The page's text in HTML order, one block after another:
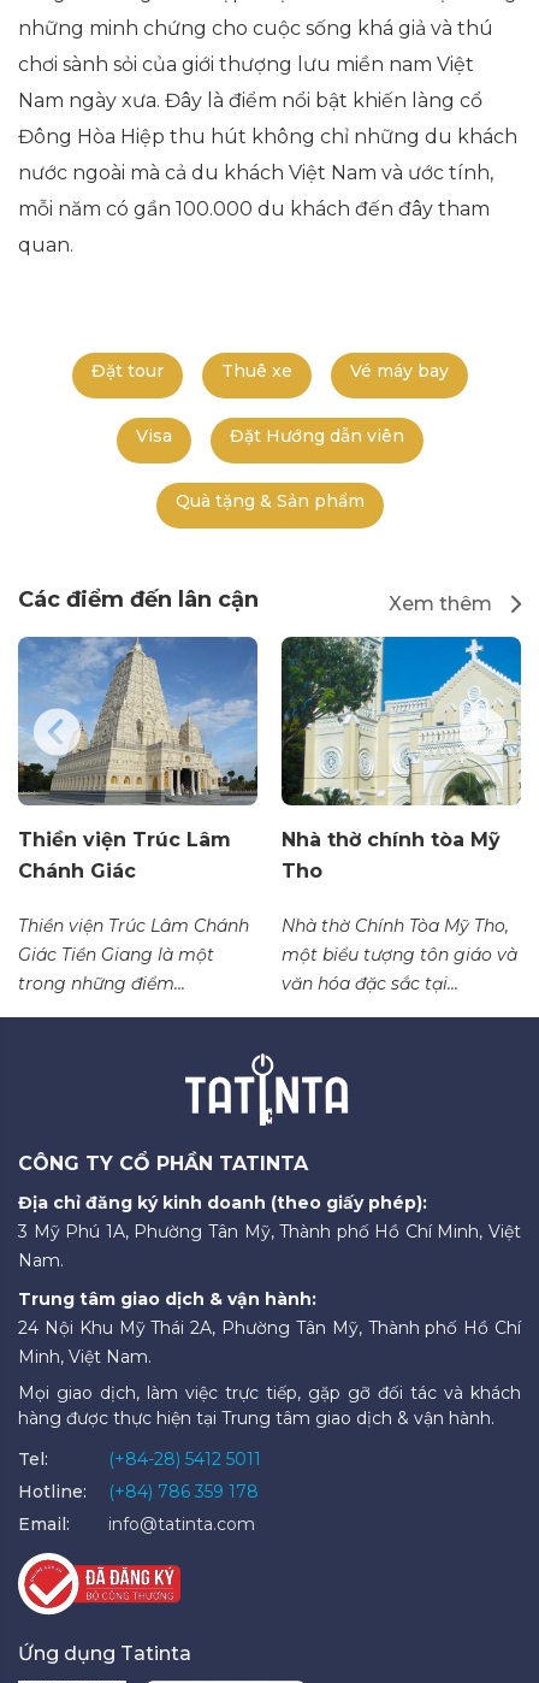
những minh chứng cho cuộc sống khá giả và thú
chơi sành sỏi của giới thượng lưu miền nam Việt
Nam ngày xưa. Đây là điểm nổi bật khiến làng cổ
Đông Hòa Hiệp thu hút không chỉ những du khách
nước ngoài mà cả du khách Việt Nam và ước tính,
mỗi năm có gần 100.000 du khách đến đây tham
quan.
Đặt tour Thuê xe Vé máy bay
Visa Đặt Hướng dẫn viên
Quà tặng & Sản phẩm
Các điểm đến lân cận Xem thêm
Thiền viện Trúc Lâm
Chánh Giác
Thiền viện Trúc Lâm Chánh
Giác Tiền Giang là một
trong những điểm...
Nhà thờ chính tòa Mỹ
Tho
Nhà thờ Chính Tòa Mỹ Tho,
một biểu tượng tôn giáo và
văn hóa đặc sắc tại...
CÔNG TY CỔ PHẦN TATINTA
Địa chỉ đăng ký kinh doanh (theo giấy phép):
3 Mỹ Phú 1A, Phường Tân Mỹ, Thành phố Hồ Chí Minh, Việt
Nam.
Trung tâm giao dịch & vận hành:
24 Nội Khu Mỹ Thái 2A, Phường Tân Mỹ, Thành phố Hồ Chí
Minh, Việt Nam.
Mọi giao dịch, làm việc trực tiếp, gặp gỡ đối tác và khách
hàng được thực hiện tại Trung tâm giao dịch & vận hành.
Tel:
(+84-28) 5412 5011
Hotline:
(+84) 786 359 178
Email:
info@tatinta.com
Ứng dụng Tatinta